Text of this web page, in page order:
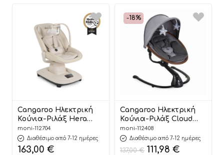
Cangaroo Ηλεκτρική
Κούνια-Ριλάξ Hera
Beige 3801005210671
moni-112704
Διαθέσιμο από 7-12 ημέρες
163,00 €
-18%
Cangaroo Ηλεκτρική
Κούνια-Ριλάξ Cloud
Premium+ Dark Grey
3801005210510
moni-112408
Διαθέσιμο από 7-12 ημέρες
137,00€ 111,98 €